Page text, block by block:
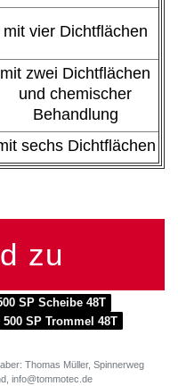
mit vier Dichtflächen
mit zwei Dichtflächen
und chemischer
Behandlung
sechs Dichtflächen
zu
SP Scheibe 48T
500 SP Trommel 48T
Thomas Müller, Spinnerweg
info@tommotec.de